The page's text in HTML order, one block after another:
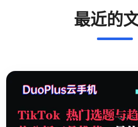
最近的